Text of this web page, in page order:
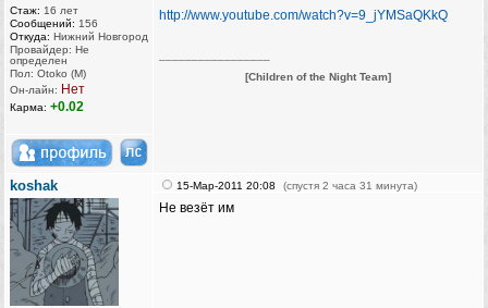
Стаж: 16 лет
Сообщений: 156
Откуда: Нижний Новгород
Провайдер: Не
определен
Пол: Otoko (M)
Он-лайн: Нет
Карма: +0.02
http://www.youtube.com/watch?v=9_jYMSaQKkQ
[Children of the Night Team]
koshak 15-Мар-2011 20:08 (спустя 2 часа 31 минута)
Не везёт им